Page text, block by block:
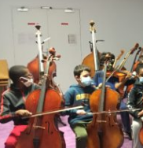
Cette année, l’ensemble des
de l’orchestre à la
instruments de chaque famille
Venez découvrir en images la